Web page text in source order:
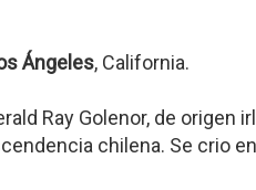
Ángeles, California.
Ray Golenor, de origen
chilena. Se crio